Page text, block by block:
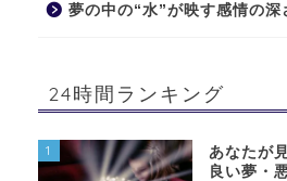
夢の中の“水”が映す感情の深
24時間ランキング
1
あなたが
良い夢・